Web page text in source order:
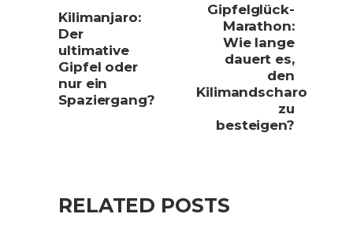
Kilimanjaro:
Der
ultimative
Gipfel oder
nur ein
Spaziergang?
Gipfelglück-
Marathon:
Wie lange
dauert es,
den
Kilimandscharo
zu
besteigen?
RELATED POSTS